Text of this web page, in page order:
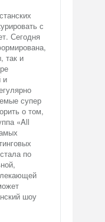
с
Сегодня
так и
и
супер
о том,
«All
по
шоу